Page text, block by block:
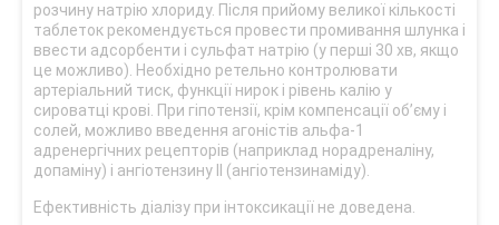
розчину натрію хлориду. Після прийому великої кількості
таблеток рекомендується провести промивання шлунка і
ввести адсорбенти і сульфат натрію (у перші 30 хв, якщо
це можливо). Необхідно ретельно контролювати
артеріальний тиск, функції нирок і рівень калію у
сироватці крові. При гіпотензії, крім компенсації об’єму і
солей, можливо введення агоністів альфа-1
адренергічних рецепторів (наприклад норадреналіну,
допаміну) і ангіотензину II (ангіотензинаміду).
Ефективність діалізу при інтоксикації не доведена.